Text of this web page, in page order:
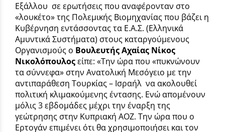
Εξάλλου σε ερωτήσεις που αναφέρονταν στο
«λουκέτο» της Πολεμικής Βιομηχανίας που βάζει η
Κυβέρνηση εντάσσοντας τα Ε.Α.Σ. (Ελληνικά
Αμυντικά Συστήματα) στους καταργούμενους
Οργανισμούς ο Βουλευτής Αχαίας Νίκος
Νικολόπουλοςείπε: «Την ώρα που «πυκνώνουν
τα σύννεφα» στην Ανατολική Μεσόγειο με την
αντιπαράθεση Τουρκίας – Ισραήλ να ακολουθεί
πολιτική κλιμακούμενης έντασης. Ενώ απομένουν
μόλις 3 εβδομάδες μέχρι την έναρξη της
γεώτρησης στην Κυπριακή ΑΟΖ. Την ώρα που ο
Ερτογάν επιμένει ότι θα χρησιμοποιήσει και τον